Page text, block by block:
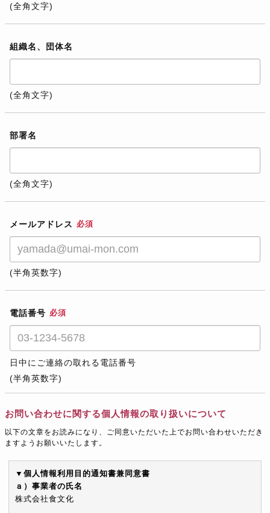
(全角文字)
組織名、団体名
(全角文字)
部署名
(全角文字)
メールアドレス 必須
(半角英数字)
電話番号 必須
日中にご連絡の取れる電話番号
(半角英数字)
お問い合わせに関する個人情報の取り扱いについて
以下の文章をお読みになり、ご同意いただいた上でお問い合わせいただき
ますようお願いいたします。
▼個人情報利用目的通知書兼同意書
ａ）事業者の氏名
株式会社食文化